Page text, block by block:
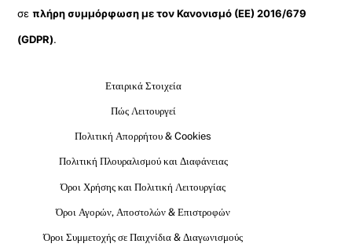
σεπλήρη συμμόρφωση με τον Κανονισμό (ΕΕ) 2016/679
(GDPR).
Εταιρικά Στοιχεία
Πώς Λειτουργεί
Πολιτική Απορρήτου & Cookies
Πολιτική Πλουραλισμού και Διαφάνειας
Όροι Χρήσης και Πολιτική Λειτουργίας
Όροι Αγορών, Αποστολών & Επιστροφών
Όροι Συμμετοχής σε Παιχνίδια & Διαγωνισμούς